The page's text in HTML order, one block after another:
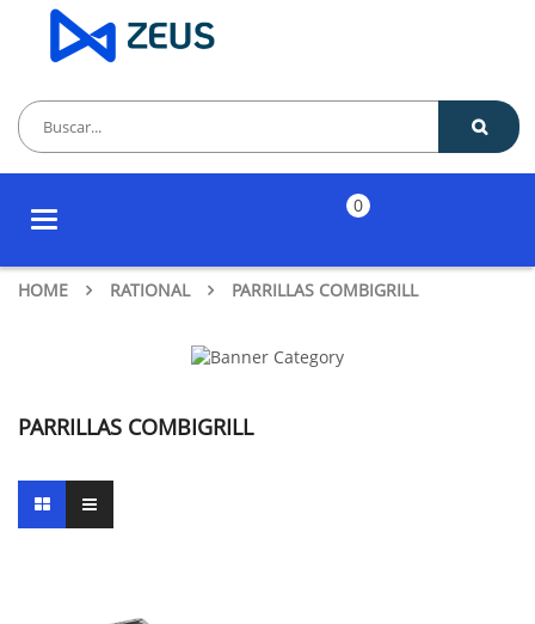
Toggle
0
HOME RATIONAL PARRILLAS COMBIGRILL
PARRILLAS COMBIGRILL